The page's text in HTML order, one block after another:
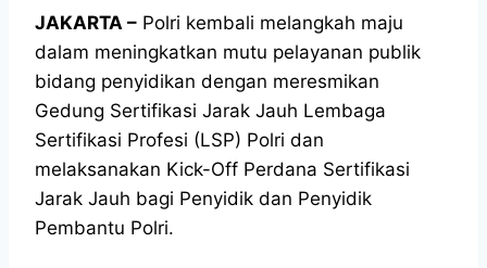
JAKARTA – Polri kembali melangkah maju
dalam meningkatkan mutu pelayanan publik
bidang penyidikan dengan meresmikan
Gedung Sertifikasi Jarak Jauh Lembaga
Sertifikasi Profesi (LSP) Polri dan
melaksanakan Kick-Off Perdana Sertifikasi
Jarak Jauh bagi Penyidik dan Penyidik
Pembantu Polri.